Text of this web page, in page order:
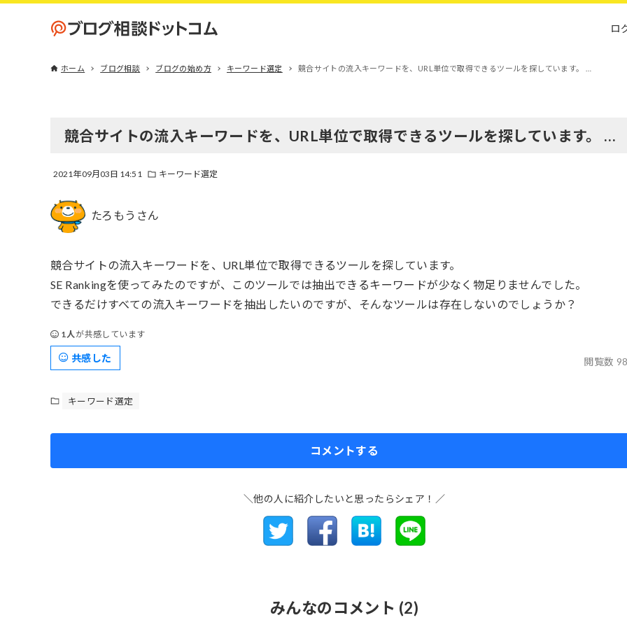
ロ
ホーム ブログ相談 ブログの始め方 キーワード選定 競合サイトの流入キーワードを、URL単位で取得できるツールを探しています。 …
競合サイトの流入キーワードを、URL単位で取得できるツールを探しています。 …
2021年09月03日 14:51 キーワード選定
たろもうさん
競合サイトの流入キーワードを、URL単位で取得できるツールを探しています。
SE Rankingを使ってみたのですが、このツールでは抽出できるキーワードが少なく物足りませんでした。
できるだけすべての流入キーワードを抽出したいのですが、そんなツールは存在しないのでしょうか？
閲覧数
1人が共感しています
共感した
キーワード選定
コメントする
＼他の人に紹介したいと思ったらシェア！／
みんなのコメント (2)